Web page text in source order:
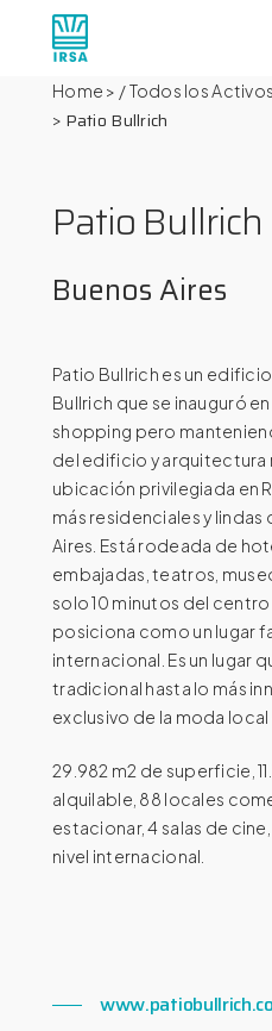
contentHome > / Todos los Activos
> Patio Bullrich
Patio Bullrich
BuenosAires
Patio Bullrich es un
Bullrich que se inauguró
shopping pero
del edificio y arquitectura
ubicación privilegiada en
más residenciales y
Aires. Está rodeada de
embajadas, teatros,
solo 10 minutos del
posiciona como un lugar
internacional. Es un lugar
tradicional hasta lo más
exclusivo de la moda local
29.982 m2 de superficie,
alquilable, 88 locales
estacionar, 4 salas de
nivel internacional.